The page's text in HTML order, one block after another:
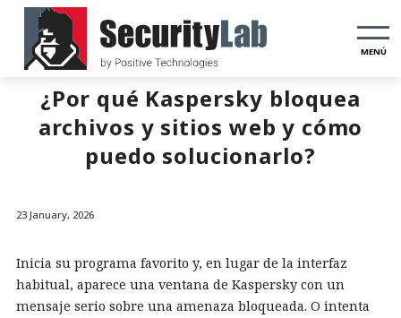
MENÚ
¿Por qué Kaspersky bloquea
archivos y sitios web y cómo
puedo solucionarlo?
23 January, 2026
Inicia su programa favorito y, en lugar de la interfaz
habitual, aparece una ventana de Kaspersky con un
mensaje serio sobre una amenaza bloqueada. O intenta